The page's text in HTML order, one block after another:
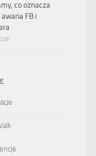
co oznacza
FB i